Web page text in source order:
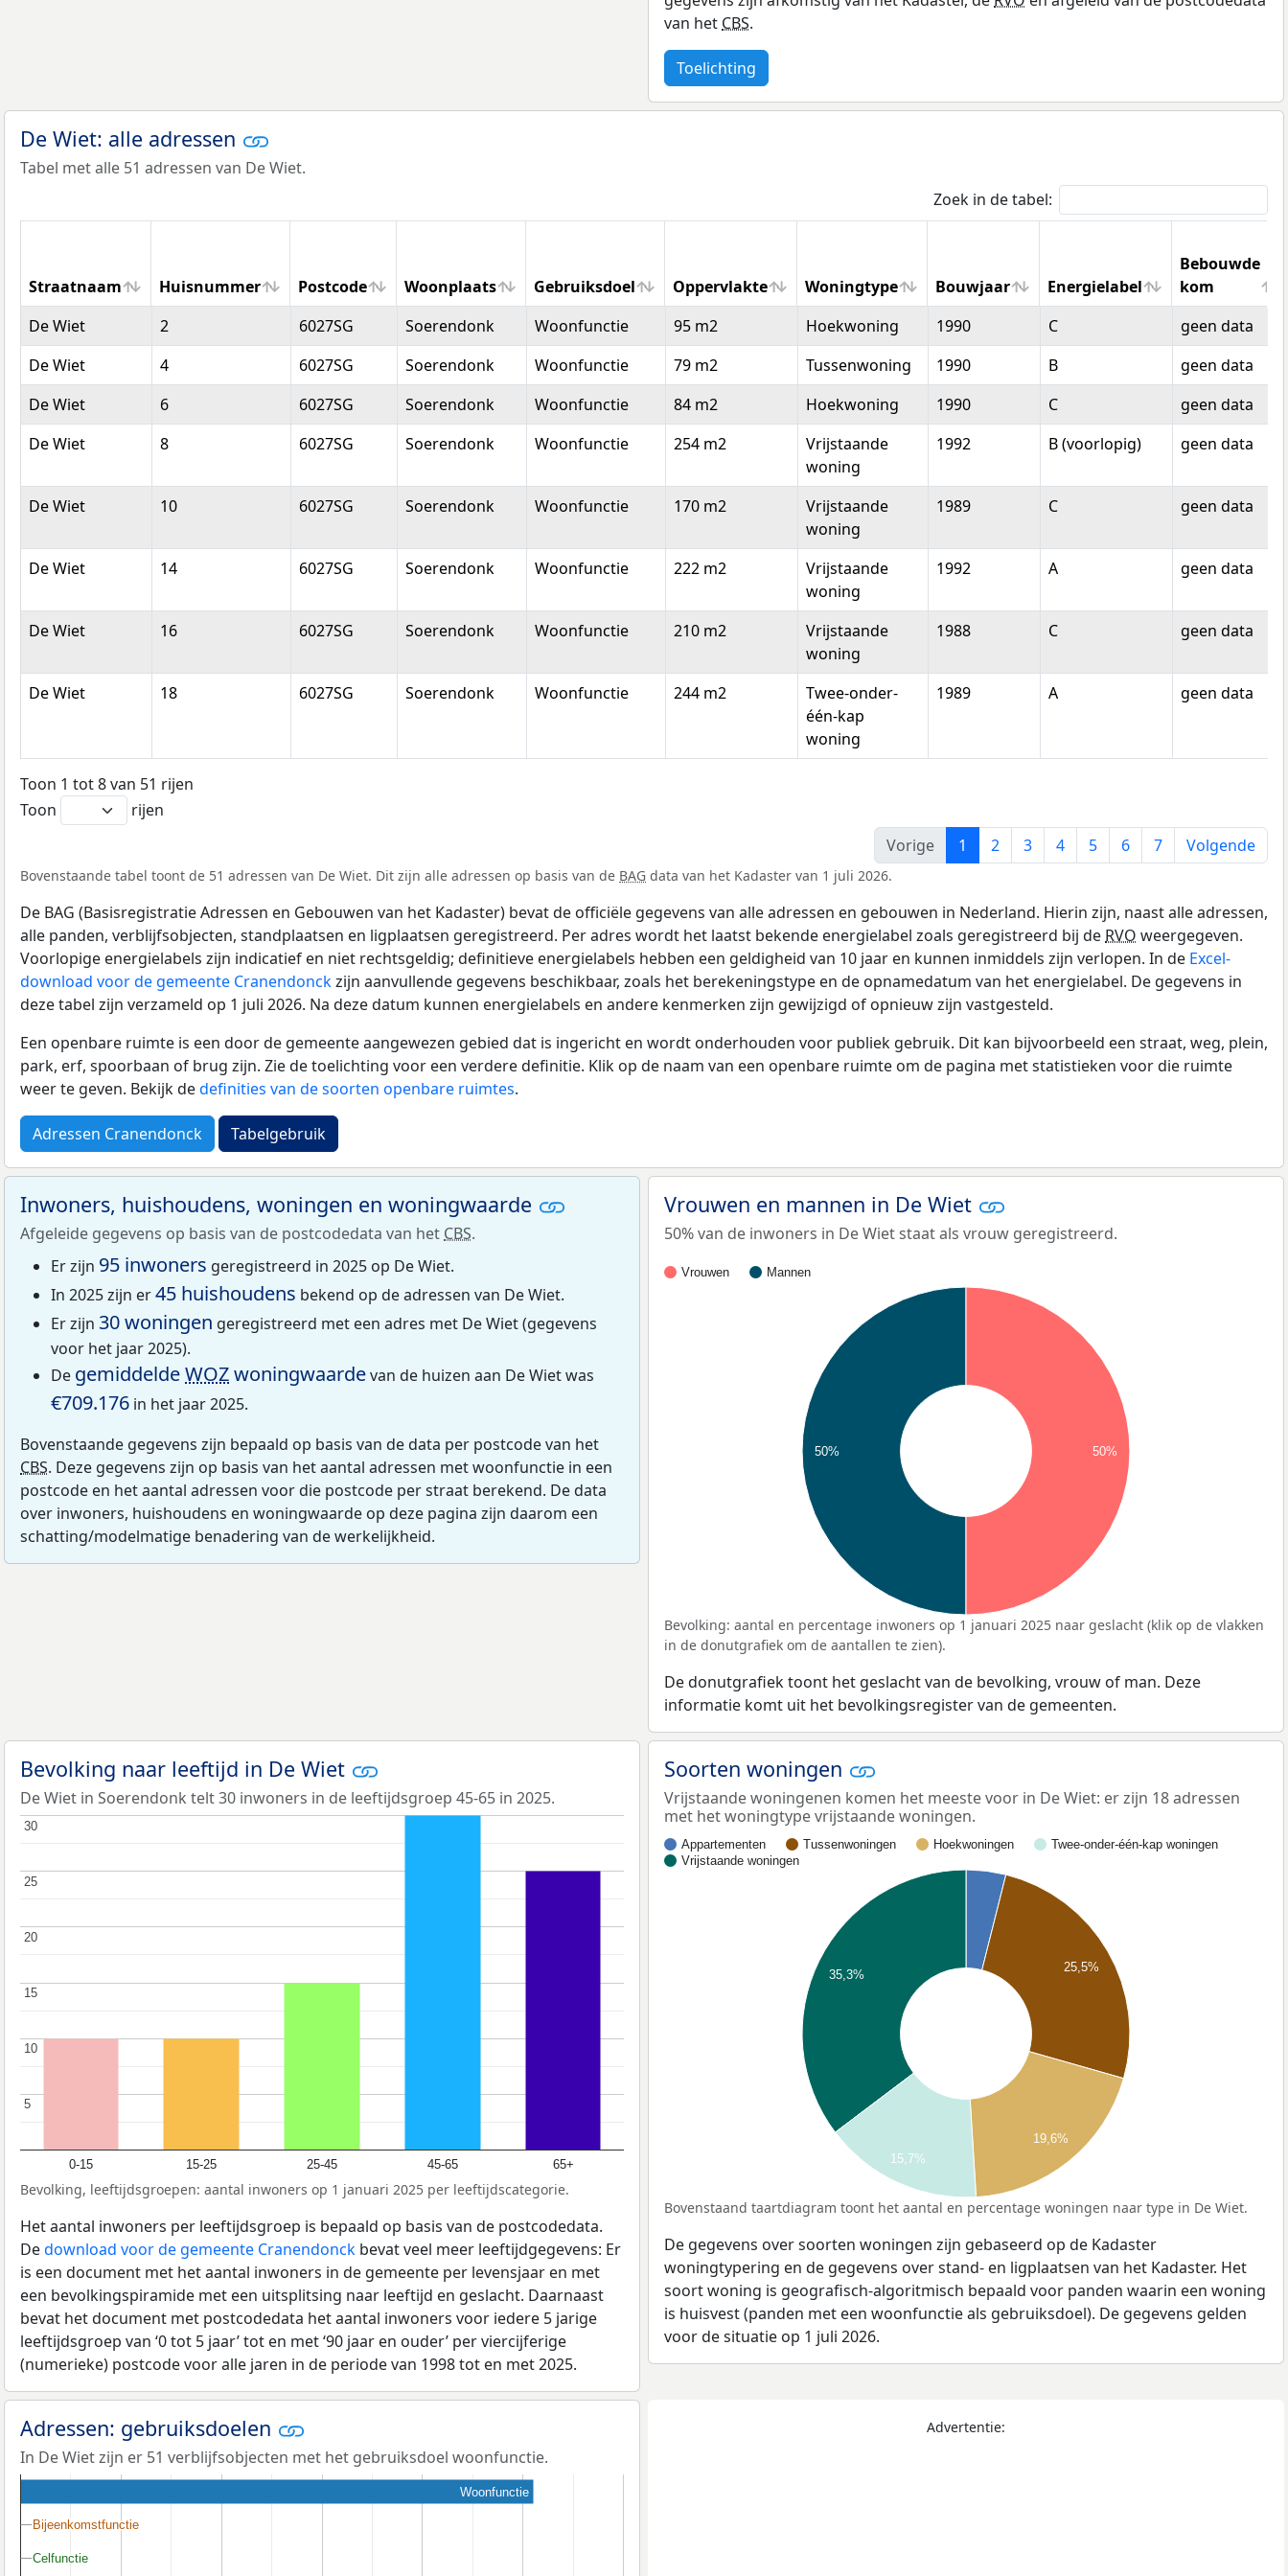
van het CBS.
Toelichting
De Wiet: alle adressen
Tabel met alle 51 adressen van De Wiet.
Zoek in de tabel:
Straatnaam Huisnummer Postcode Woonplaats Gebruiksdoel Oppervlakte Woningtype Bouwjaar Energielabel
Bebouwde
kom
Straatnaam
Huisnummer Postcode Woonplaats Gebruiksdoel Oppervlakte Woningtype Bouwjaar Energielabel
Bebouwde
kom
De Wiet 2 6027SG Soerendonk Woonfunctie 95 m2 Hoekwoning 1990 C
geen data
De Wiet
4 6027SG Soerendonk Woonfunctie 79 m2 Tussenwoning 1990 B
geen data
De Wiet
6 6027SG Soerendonk Woonfunctie 84 m2 Hoekwoning 1990 C
geen data
De Wiet
8 6027SG Soerendonk Woonfunctie 254 m2
Vrijstaande
woning
1992 B (voorlopig) geen data
De Wiet 10 6027SG Soerendonk Woonfunctie 170 m2
Vrijstaande
woning
1989 C geen data
De Wiet 14 6027SG Soerendonk Woonfunctie 222 m2
Vrijstaande
woning
1992 A geen data
De Wiet 16 6027SG Soerendonk Woonfunctie 210 m2
Vrijstaande
woning
1988 C geen data
De Wiet 18 6027SG Soerendonk Woonfunctie 244 m2
Twee-onder-
één-kap
woning
1989 A geen data
Toon 1 tot 8 van 51 rijen
Toon
rijen
Vorige
1 2 3 4 5 6 7 Volgende
Bovenstaande tabel toont de 51 adressen van De Wiet. Dit zijn alle adressen op basis van de BAG data van het Kadaster van 1 juli 2026.
De BAG (Basisregistratie Adressen en Gebouwen van het Kadaster) bevat de officiële gegevens van alle adressen en gebouwen in Nederland. Hierin zijn, naast alle adressen,
alle panden, verblijfsobjecten, standplaatsen en ligplaatsen geregistreerd. Per adres wordt het laatst bekende energielabel zoals geregistreerd bij de RVO weergegeven.
Voorlopige energielabels zijn indicatief en niet rechtsgeldig; definitieve energielabels hebben een geldigheid van 10 jaar en kunnen inmiddels zijn verlopen. In de Excel-
download voor de gemeente Cranendonckzijn aanvullende gegevens beschikbaar, zoals het berekeningstype en de opnamedatum van het energielabel. De gegevens in
deze tabel zijn verzameld op 1 juli 2026. Na deze datum kunnen energielabels en andere kenmerken zijn gewijzigd of opnieuw zijn vastgesteld.
Een openbare ruimte is een door de gemeente aangewezen gebied dat is ingericht en wordt onderhouden voor publiek gebruik. Dit kan bijvoorbeeld een straat, weg, plein,
park, erf, spoorbaan of brug zijn. Zie de toelichting voor een verdere definitie. Klik op de naam van een openbare ruimte om de pagina met statistieken voor die ruimte
weer te geven. Bekijk dedefinities van de soorten openbare ruimtes.
Adressen Cranendonck Tabelgebruik
Inwoners, huishoudens, woningen en woningwaarde
Afgeleide gegevens op basis van de postcodedata van het CBS.
Er zijn 95 inwoners geregistreerd in 2025 op De Wiet.
In 2025 zijn er45 huishoudens bekend op de adressen van De Wiet.
Er zijn 30 woningen geregistreerd met een adres met De Wiet (gegevens
voor het jaar 2025).
De gemiddeldeWOZwoningwaardevan de huizen aan De Wiet was
€709.176 in het jaar 2025.
Bovenstaande gegevens zijn bepaald op basis van de data per postcode van het
CBS. Deze gegevens zijn op basis van het aantal adressen met woonfunctie in een
postcode en het aantal adressen voor die postcode per straat berekend. De data
over inwoners, huishoudens en woningwaarde op deze pagina zijn daarom een
schatting/modelmatige benadering van de werkelijkheid.
Vrouwen en mannen in De Wiet
50% van de inwoners in De Wiet staat als vrouw geregistreerd.
Vrouwen Mannen
50% 50%
Bevolking: aantal en percentage inwoners op 1 januari 2025 naar geslacht (klik op de vlakken
in de donutgrafiek om de aantallen te zien).
De donutgrafiek toont het geslacht van de bevolking, vrouw of man. Deze
informatie komt uit het bevolkingsregister van de gemeenten.
Bevolking naar leeftijd in De Wiet
De Wiet in Soerendonk telt 30 inwoners in de leeftijdsgroep 45-65 in 2025.
0-15 15-25 25-45 45-65 65+
5
5
10
10
15
15
20
20
25
25
30
30
Bevolking, leeftijdsgroepen: aantal inwoners op 1 januari 2025 per leeftijdscategorie.
Het aantal inwoners per leeftijdsgroep is bepaald op basis van de postcodedata.
Dedownload voor de gemeente Cranendonck bevat veel meer leeftijdgegevens: Er
is een document met het aantal inwoners in de gemeente per levensjaar en met
een bevolkingspiramide met een uitsplitsing naar leeftijd en geslacht. Daarnaast
bevat het document met postcodedata het aantal inwoners voor iedere 5 jarige
leeftijdsgroep van ‘0 tot 5 jaar’ tot en met ‘90 jaar en ouder’ per viercijferige
(numerieke) postcode voor alle jaren in de periode van 1998 tot en met 2025.
Soorten woningen
Vrijstaande woningenen komen het meeste voor in De Wiet: er zijn 18 adressen
met het woningtype vrijstaande woningen.
Appartementen Tussenwoningen Hoekwoningen
Twee-onder-één-kap woningen
Vrijstaande woningen
25,5%
19,6%
35,3%
15,7%
Bovenstaand taartdiagram toont het aantal en percentage woningen naar type in De Wiet.
De gegevens over soorten woningen zijn gebaseerd op de Kadaster
woningtypering en de gegevens over stand- en ligplaatsen van het Kadaster. Het
soort woning is geografisch-algoritmisch bepaald voor panden waarin een woning
is huisvest (panden met een woonfunctie als gebruiksdoel). De gegevens gelden
voor de situatie op 1 juli 2026.
Adressen: gebruiksdoelen
In De Wiet zijn er 51 verblijfsobjecten met het gebruiksdoel woonfunctie.
Woonfunctie
Bijeenkomstfunctie
Bijeenkomstfunctie
Celfunctie
Celfunctie
Advertentie: